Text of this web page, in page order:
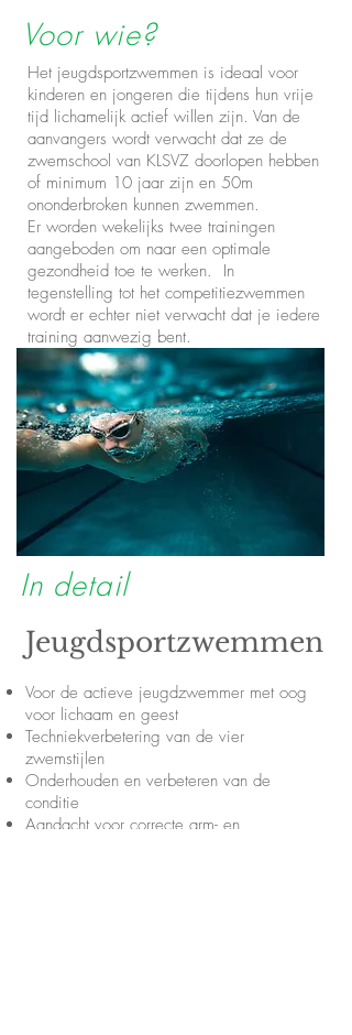
Voor wie?
Het jeugdsportzwemmen is ideaal voor
kinderen en jongeren die tijdens hun vrije
tijd lichamelijk actief willen zijn. Van de
aanvangers wordt verwacht dat ze de
zwemschool van KLSVZ doorlopen hebben
of minimum 10 jaar zijn en 50m
ononderbroken kunnen zwemmen.
Er worden wekelijks twee trainingen
aangeboden om naar een optimale
gezondheid toe te werken. In
tegenstelling tot het competitiezwemmen
wordt er echter niet verwacht dat je iedere
training aanwezig bent.
In detail
Jeugdsportzwemmen
Voor de actieve jeugdzwemmer met oog
voor lichaam en geest
Techniekverbetering van de vier
zwemstijlen
Onderhouden en verbeteren van de
conditie
Aandacht voor correcte arm- en